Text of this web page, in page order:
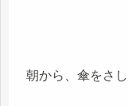
朝から、傘をさ